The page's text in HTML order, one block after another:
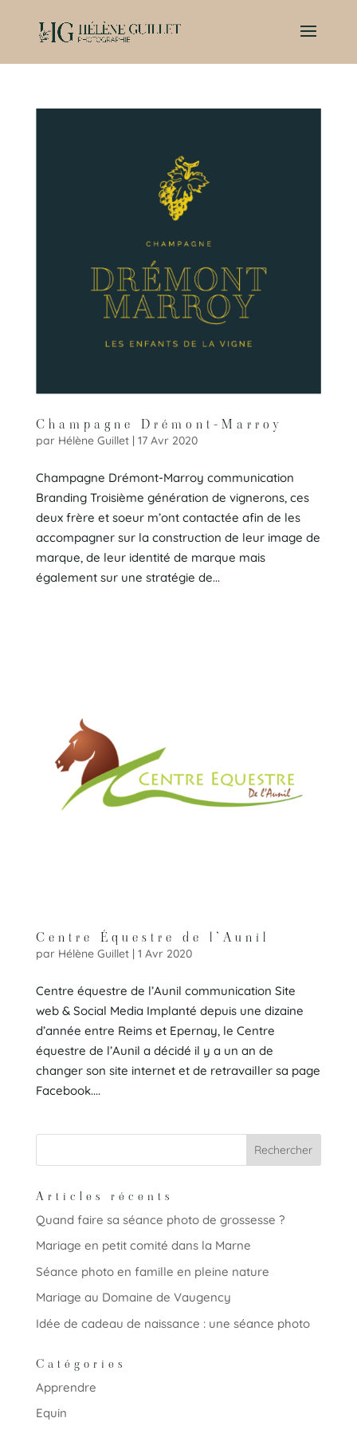
Champagne Drémont-Marroy
par Hélène Guillet| 17 Avr 2020
Champagne Drémont-Marroy communication
Branding Troisième génération de vignerons, ces
deux frère et soeur m’ont contactée afin de les
accompagner sur la construction de leur image de
marque, de leur identité de marque mais
également sur une stratégie de...
Centre Équestre de l’Aunil
par Hélène Guillet| 1 Avr 2020
Centre équestre de l’Aunil communication Site
web & Social Media Implanté depuis une dizaine
d’année entre Reims et Epernay, le Centre
équestre de l’Aunil a décidé il y a un an de
changer son site internet et de retravailler sa page
Facebook....
Articles récents
Quand faire sa séance photo de grossesse ?
Mariage en petit comité dans la Marne
Séance photo en famille en pleine nature
Mariage au Domaine de Vaugency
Idée de cadeau de naissance : une séance photo
Catégories
Apprendre
Equin